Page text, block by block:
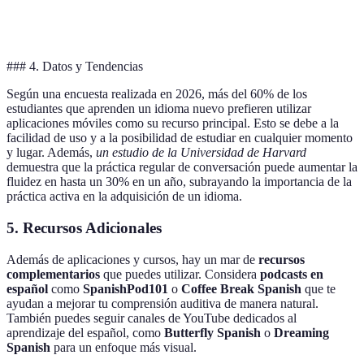
### 4. Datos y Tendencias
Según una encuesta realizada en 2026, más del 60% de los
estudiantes que aprenden un idioma nuevo prefieren utilizar
aplicaciones móviles como su recurso principal. Esto se debe a la
facilidad de uso y a la posibilidad de estudiar en cualquier momento
y lugar. Además, un estudio de la Universidad de Harvard
demuestra que la práctica regular de conversación puede aumentar la
fluidez en hasta un 30% en un año, subrayando la importancia de la
práctica activa en la adquisición de un idioma.
5. Recursos Adicionales
Además de aplicaciones y cursos, hay un mar de recursos
complementarios que puedes utilizar. Considera podcasts en
español como SpanishPod101 o Coffee Break Spanish que te
ayudan a mejorar tu comprensión auditiva de manera natural.
También puedes seguir canales de YouTube dedicados al
aprendizaje del español, como Butterfly Spanish o Dreaming
Spanish para un enfoque más visual.